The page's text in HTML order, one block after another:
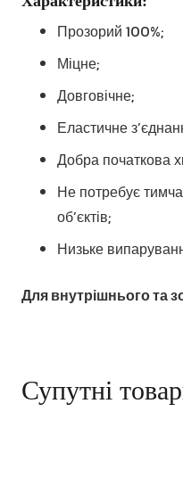
Прозорий 100%;
Міцне;
Довговічне;
Еластичне
Добра початкова
Не потребує
об’єктів;
Низьке
Для внутрішнього та
Супутні